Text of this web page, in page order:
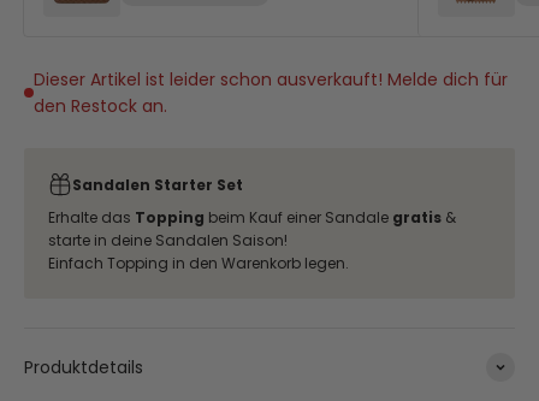
Dieser Artikel ist leider schon ausverkauft! Melde dich für
den Restock an.
Sandalen Starter Set
Erhalte das Topping beim Kauf einer Sandale gratis &
starte in deine Sandalen Saison!
Einfach Topping in den Warenkorb legen.
Produktdetails